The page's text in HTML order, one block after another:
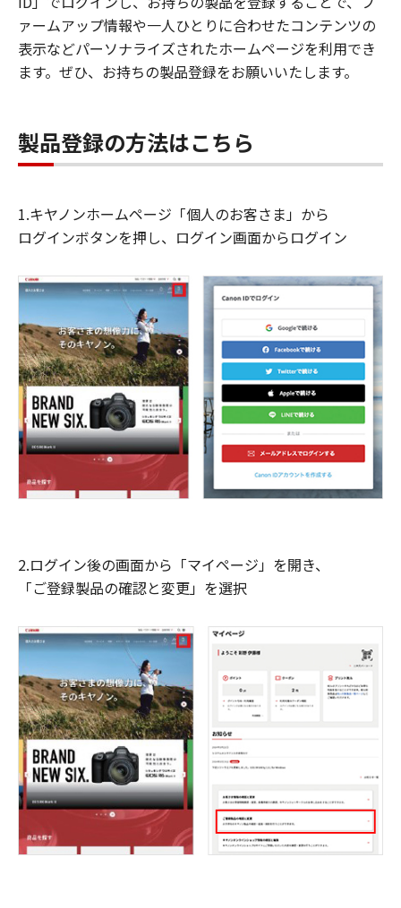
ァームアップ情報や一人ひとりに合わせたコンテンツの
表示などパーソナライズされたホームページを利用でき
ます。ぜひ、お持ちの製品登録をお願いいたします。
製品登録の方法はこちら
1.キヤノンホームページ「個人のお客さま」から
ログインボタンを押し、ログイン画面からログイン
2.ログイン後の画面から「マイページ」を開き、
「ご登録製品の確認と変更」を選択